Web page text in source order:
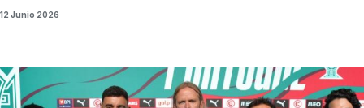
12 Junio 2026